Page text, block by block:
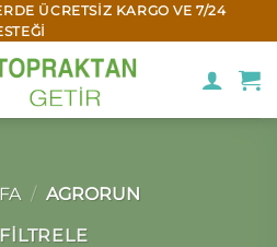
ÜCRETSIZ KARGO VE 7/24
/ AGRORUN
FILTRELE